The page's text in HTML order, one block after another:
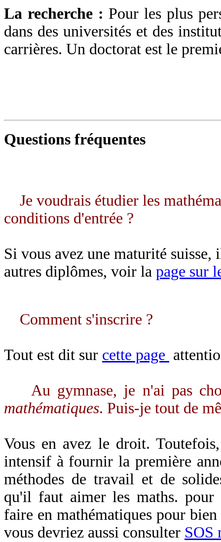
La recherche : Pour les plus
dans des universités et des
carrières. Un doctorat est le
Questions fréquentes
Je voudrais étudier les
conditions d'entrée ?
Si vous avez une maturité
autres diplômes, voir la page sur
Comment s'inscrire ?
Tout est dit sur cette page
Au gymnase, je n'ai pas
mathématiques. Puis-je tout de
Vous en avez le droit.
intensif à fournir la première
méthodes de travail et de
qu'il faut aimer les maths.
faire en mathématiques pour
vous devriez aussi consulter SOS